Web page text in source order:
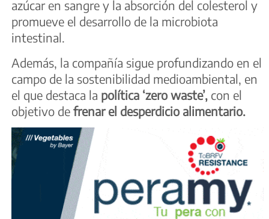
azúcar en sangre y la absorción del colesterol y
promueve el desarrollo de la microbiota
intestinal.
Además, la compañía sigue profundizando en el
campo de la sostenibilidad medioambiental, en
el que destaca la política ‘zero waste’, con el
objetivo de frenar el desperdicio alimentario.